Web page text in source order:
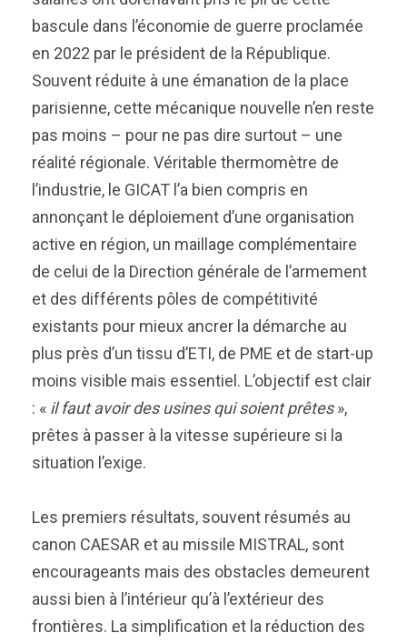
bascule dans l’économie de guerre proclamée
en 2022 par le président de la République.
Souvent réduite à une émanation de la place
parisienne, cette mécanique nouvelle n’en reste
pas moins – pour ne pas dire surtout – une
réalité régionale. Véritable thermomètre de
l’industrie, le GICAT l’a bien compris en
annonçant le déploiement d’une organisation
active en région, un maillage complémentaire
de celui de la Direction générale de l’armement
et des différents pôles de compétitivité
existants pour mieux ancrer la démarche au
plus près d’un tissu d’ETI, de PME et de start-up
moins visible mais essentiel. L’objectif est clair
: « il faut avoir des usines qui soient prêtes»,
prêtes à passer à la vitesse supérieure si la
situation l’exige.
Les premiers résultats, souvent résumés au
canon CAESAR et au missile MISTRAL, sont
encourageants mais des obstacles demeurent
aussi bien à l’intérieur qu’à l’extérieur des
frontières. La simplification et la réduction des